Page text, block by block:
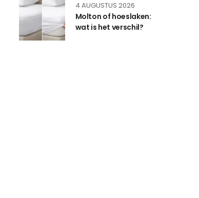
4 AUGUSTUS 2026
Molton of hoeslaken:
wat is het verschil?